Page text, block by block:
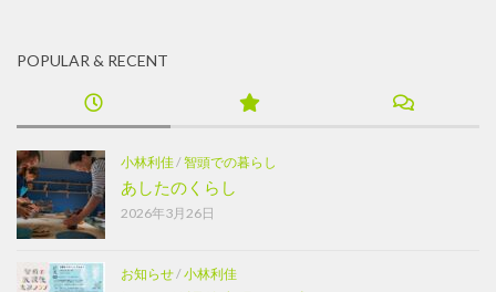
POPULAR & RECENT
小林利佳/智頭での暮らし
あしたのくらし
2026年3月26日
お知らせ/小林利佳